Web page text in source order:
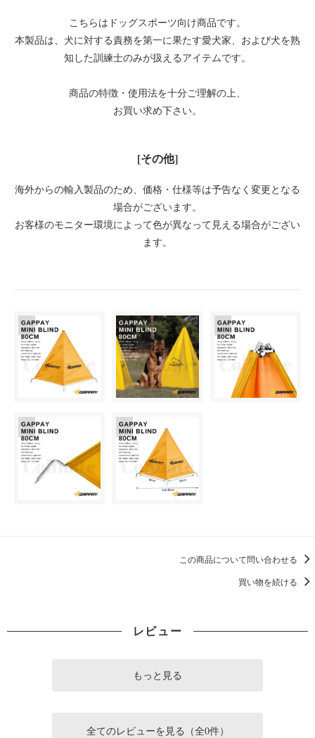
こちらはドッグスポーツ向け商品です。
本製品は、犬に対する責務を第一に果たす愛犬家、および犬を熟
知した訓練士のみが扱えるアイテムです。
商品の特徴・使用法を十分ご理解の上、
お買い求め下さい。
[その他]
海外からの輸入製品のため、価格・仕様等は予告なく変更となる
場合がございます。
お客様のモニター環境によって色が異なって見える場合がござい
ます。
この商品について問い合わせる
買い物を続ける
レビュー
もっと見る
全てのレビューを見る（全0件）